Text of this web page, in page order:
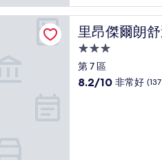
常
好，
(270
則
評
論)
里昂傑爾朗
里昂傑爾朗舒適
3.0
星
級
第 7 區
8.2
8.2/10 非常好